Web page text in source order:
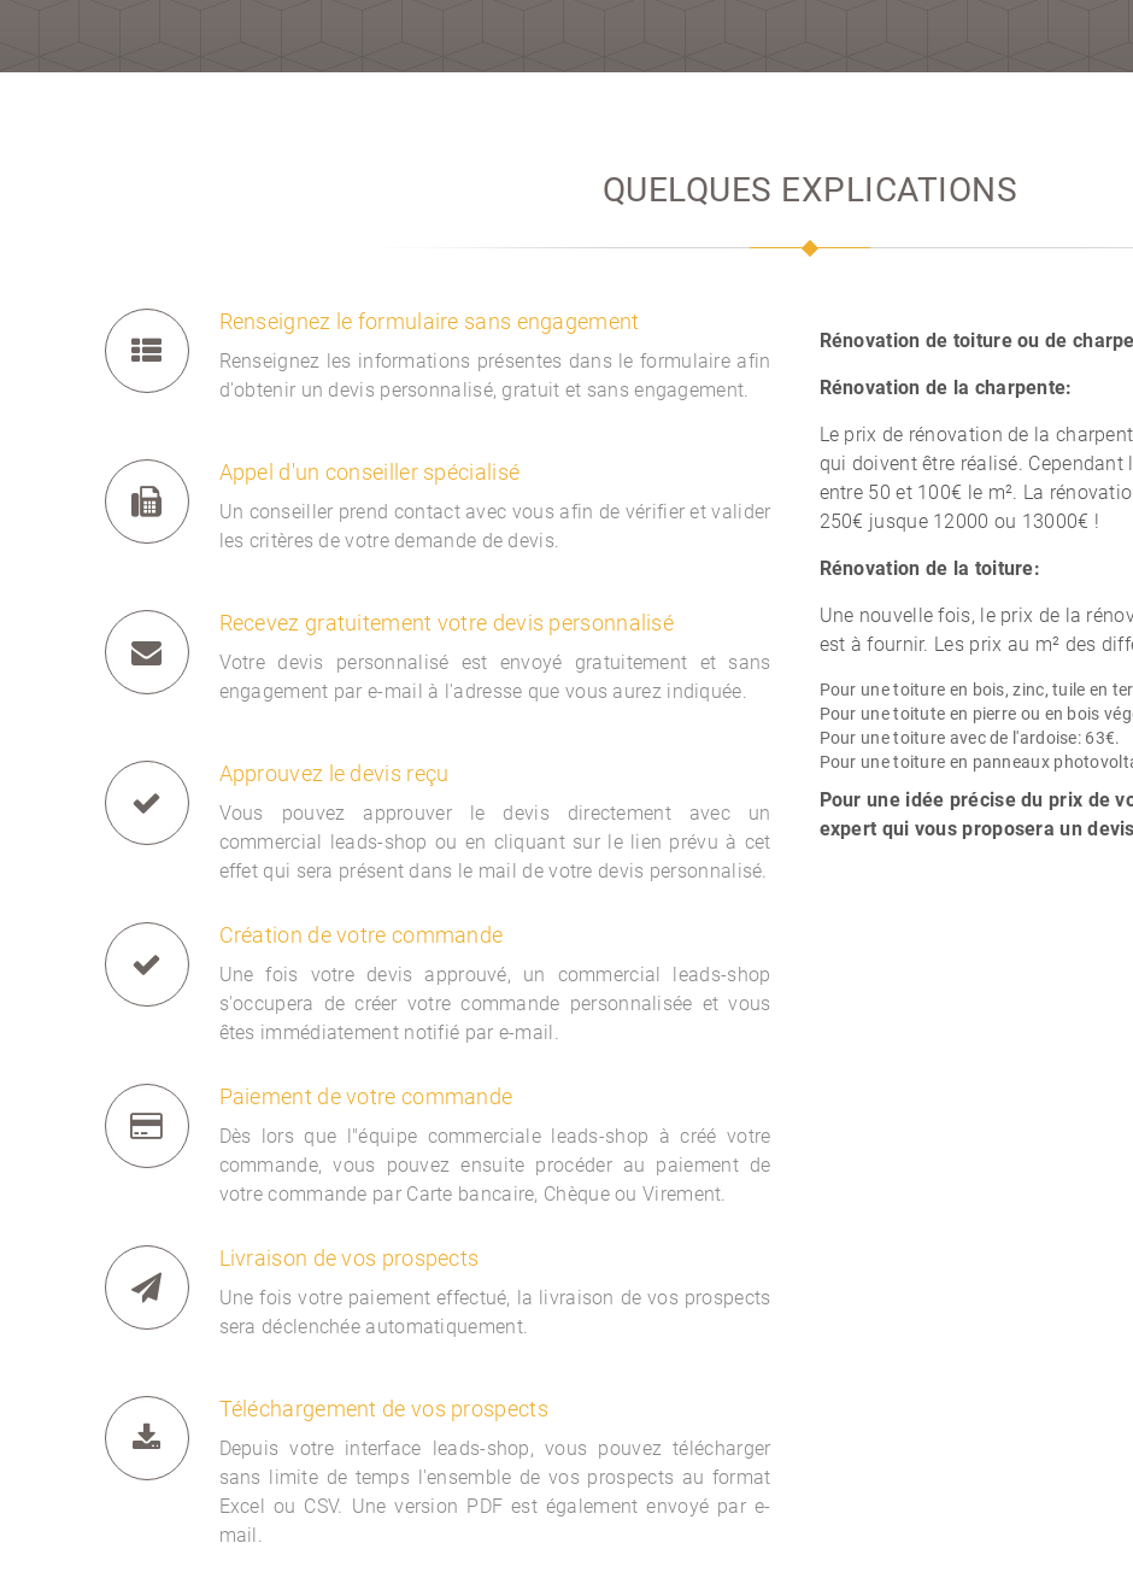
QUELQUES EXPLICATIONS
Renseignez le formulaire sans engagement
Renseignez les informations présentes dans le formulaire afin
d'obtenir un devis personnalisé, gratuit et sans engagement.
Appel d'un conseiller spécialisé
Un conseiller prend contact avec vous afin de vérifier et valider
les critères de votre demande de devis.
Recevez gratuitement votre devis personnalisé
Votre devis personnalisé est envoyé gratuitement et sans
engagement par e-mail à l'adresse que vous aurez indiquée.
Approuvez le devis reçu
Vous pouvez approuver le devis directement avec un
commercial leads-shop ou en cliquant sur le lien prévu à cet
effet qui sera présent dans le mail de votre devis personnalisé.
Création de votre commande
Une fois votre devis approuvé, un commercial leads-shop
s'occupera de créer votre commande personnalisée et vous
êtes immédiatement notifié par e-mail.
Paiement de votre commande
Dès lors que l"équipe commerciale leads-shop à créé votre
commande, vous pouvez ensuite procéder au paiement de
votre commande par Carte bancaire, Chèque ou Virement.
Livraison de vos prospects
Une fois votre paiement effectué, la livraison de vos prospects
sera déclenchée automatiquement.
Téléchargement de vos prospects
Depuis votre interface leads-shop, vous pouvez télécharger
sans limite de temps l'ensemble de vos prospects au format
Excel ou CSV. Une version PDF est également envoyé par e-
mail.
Rénovation de toiture ou de
Rénovation de la charpente:
Le prix de rénovation de la
qui doivent être réalisé.
entre 50 et 100€ le m². La
250€ jusque 12000 ou 13000€ !
Rénovation de la toiture:
Une nouvelle fois, le prix de la
est à fournir. Les prix au m² des
Pour une toiture en bois, zinc, tuile en
Pour une toitute en pierre ou en bois
Pour une toiture avec de l'ardoise: 63€.
Pour une toiture en panneaux
Pour une idée précise du prix de
expert qui vous proposera un